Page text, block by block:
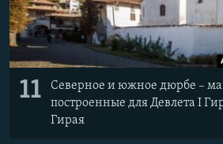
11
Северное и южное дюрбе –
построенные для Девлета І
Гирая